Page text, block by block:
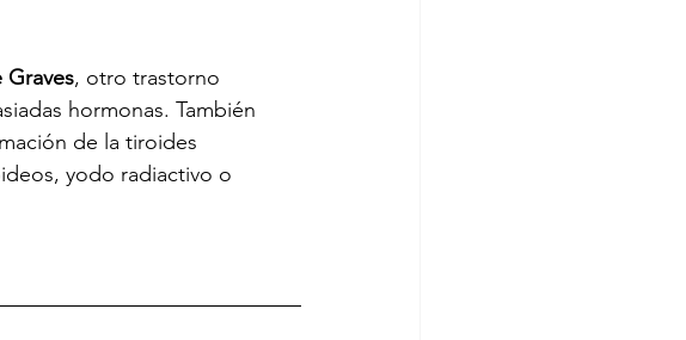
, otro trastorno
hormonas. También
de la tiroides
yodo radiactivo o